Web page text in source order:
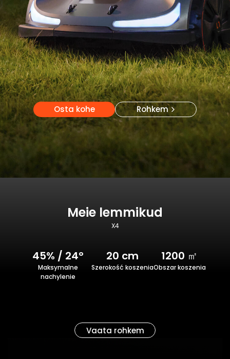
Osta kohe Rohkem
Meie lemmikud
X4
45% / 24°
Maksymalne
nachylenie
20 cm
Szerokość koszenia
1200 ㎡
Obszar koszenia
Vaata rohkem